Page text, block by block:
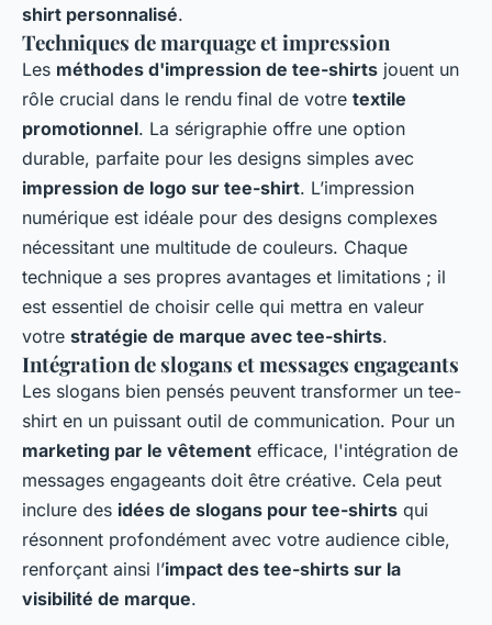
shirt personnalisé.
Techniques de marquage et impression
Les méthodes d'impression de tee-shirts jouent un
rôle crucial dans le rendu final de votre textile
promotionnel. La sérigraphie offre une option
durable, parfaite pour les designs simples avec
impression de logo sur tee-shirt. L’impression
numérique est idéale pour des designs complexes
nécessitant une multitude de couleurs. Chaque
technique a ses propres avantages et limitations ; il
est essentiel de choisir celle qui mettra en valeur
votre stratégie de marque avec tee-shirts.
Intégration de slogans et messages engageants
Les slogans bien pensés peuvent transformer un tee-
shirt en un puissant outil de communication. Pour un
marketing par le vêtement efficace, l'intégration de
messages engageants doit être créative. Cela peut
inclure des idées de slogans pour tee-shirts qui
résonnent profondément avec votre audience cible,
renforçant ainsi l’impact des tee-shirts sur la
visibilité de marque.